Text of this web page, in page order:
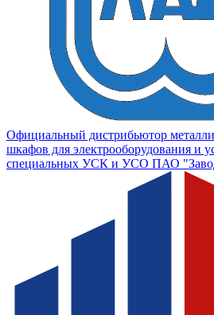
Официальный дистрибьютор
шкафов для электрооборудования и
специальных УСК и УСО ПАО